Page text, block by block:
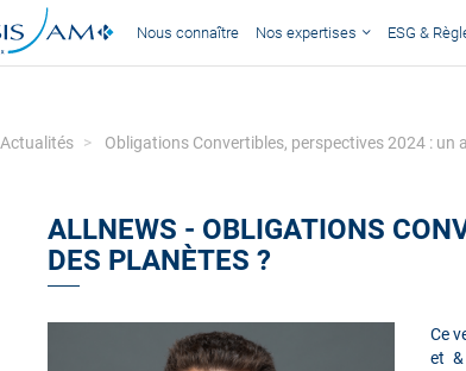
Nous connaître Nos expertises ESG &
Actualités Obligations Convertibles, perspectives 2024 : un
ALLNEWS - OBLIGATIONS
DES PLANÈTES ?
Ce
et &